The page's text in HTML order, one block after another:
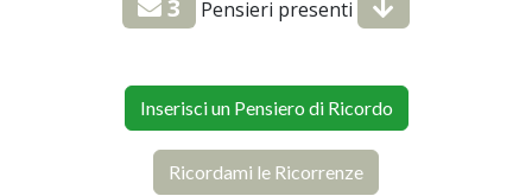
3 Pensieri presenti
Inserisci un Pensiero di Ricordo
Ricordami le Ricorrenze